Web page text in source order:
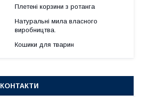
Плетені корзини з ротанга
Натуральні мила власного
виробництва.
Кошики для тварин
КОНТАКТИ